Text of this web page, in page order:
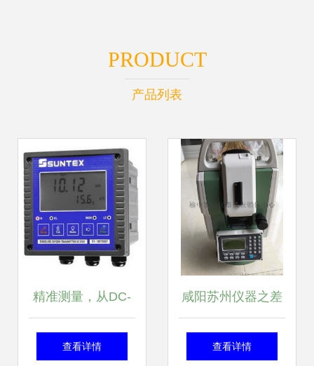
PRODUCT
产品列表
精准测量，从DC-
5300在线溶氧仪开
查看详情
咸阳苏州仪器之差
一光全站仪与榆中
查看详情